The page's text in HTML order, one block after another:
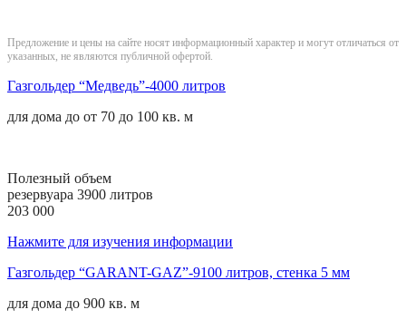
Предложение и цены на сайте носят информационный характер и могут отличаться от
указанных, не являются публичной офертой.
Газгольдер “Медведь”-4000 литров
для дома до от 70 до 100 кв. м
Полезный объем
резервуара 3900 литров
203 000
Нажмите для изучения информации
Газгольдер “GARANT-GAZ”-9100 литров, стенка 5 мм
для дома до 900 кв. м